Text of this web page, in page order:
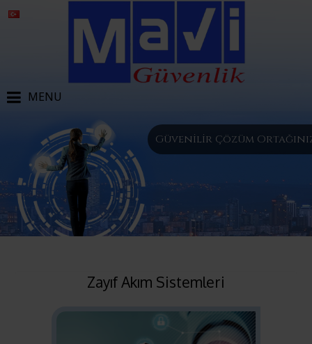
MENU
Güvenilir Çözüm
Zayıf Akım Sistemleri